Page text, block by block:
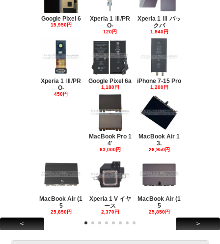
Google Pixel 6
15,950円
Xperia 1 Ⅲ/PR
O-
120円
Xperia 1 Ⅲ バッ
クパ
1,840円
Xperia 1 Ⅲ/PR
O-
450円
Google Pixel 6a
1,180円
iPhone 7-15 Pro
1,200円
MacBook Pro 1
4'
63,000円
MacBook Air 1
3.
26,950円
MacBook Air (1
5
25,850円
Xperia 1 V イヤ
ース
2,370円
MacBook Air (1
5
25,850円
< >